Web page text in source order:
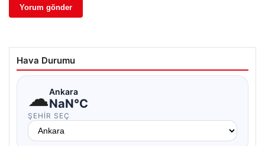
Hava Durumu
☁Ankara
NaN°C
ŞEHIR SEÇ